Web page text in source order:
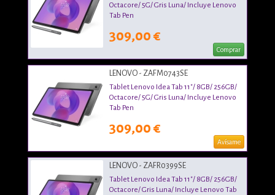
Octacore/ 5G/ Gris Luna/ Incluye Lenovo
Tab Pen
309,00 €
Comprar
LENOVO - ZAFM0743SE
Tablet Lenovo Idea Tab 11"/ 8GB/ 256GB/
Octacore/ 5G/ Gris Luna/ Incluye Lenovo
Tab Pen
309,00 €
Avísame
LENOVO - ZAFR0399SE
Tablet Lenovo Idea Tab 11"/ 8GB/ 256GB/
Octacore/ Gris Luna/ Incluye Lenovo Tab